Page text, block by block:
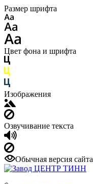
Размер шрифта
Цвет фона и шрифта
Изображения
Озвучивание текста
Обычная версия сайта